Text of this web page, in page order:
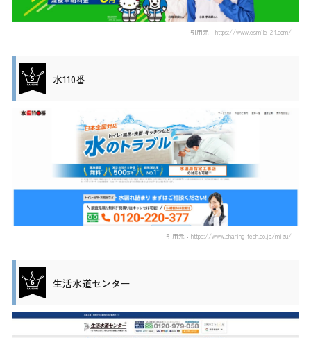
引用元：https://www.esmile-24.com/
水110番
引用元：https://www.sharing-tech.co.jp/mizu/
生活水道センター